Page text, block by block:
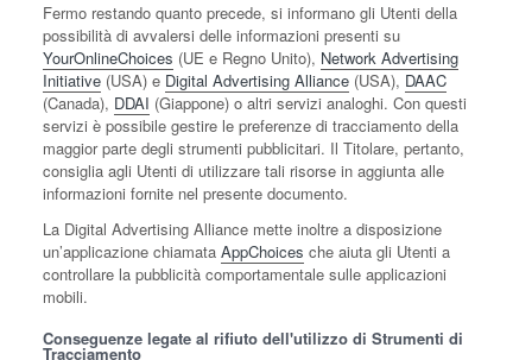
Fermo restando quanto precede, si informano gli Utenti della
possibilità di avvalersi delle informazioni presenti su
YourOnlineChoices (UE e Regno Unito), Network Advertising
Initiative (USA) e Digital Advertising Alliance (USA), DAAC
(Canada), DDAI (Giappone) o altri servizi analoghi. Con questi
servizi è possibile gestire le preferenze di tracciamento della
maggior parte degli strumenti pubblicitari. Il Titolare, pertanto,
consiglia agli Utenti di utilizzare tali risorse in aggiunta alle
informazioni fornite nel presente documento.
La Digital Advertising Alliance mette inoltre a disposizione
un’applicazione chiamata AppChoices che aiuta gli Utenti a
controllare la pubblicità comportamentale sulle applicazioni
mobili.
Conseguenze legate al rifiuto dell'utilizzo di Strumenti di
Tracciamento